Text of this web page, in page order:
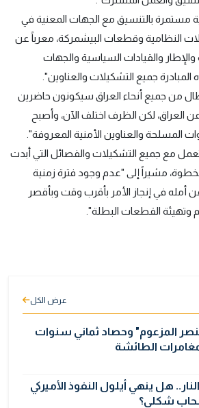
مستمرة بالتنسيق مع الجهات المعنية في
النظامية وقطعات البيشمركة، معرباً عن
والقيادات السياسية والجهات
جميع التشكيلات والعناوين".
من جميع أنحاء العراق سيكونون حاضرين
العراق، لكن الظرف اختلف الآن، وأصبح
المسلحة والعناوين الأمنية المعروفة".
مع جميع التشكيلات والفصائل التي أبدت
مشيراً إلى "عدم وجود فترة زمنية
أمله في إنجاز الأمر بأقرب وقت وبأقصر
وتهيئة القطعات البطلة".
عرض الكل
"النصر المزعوم" وحصاد ثماني سنوات
الطائشة
هل ينهي أيلول النفوذ الأميركي
شكلي؟